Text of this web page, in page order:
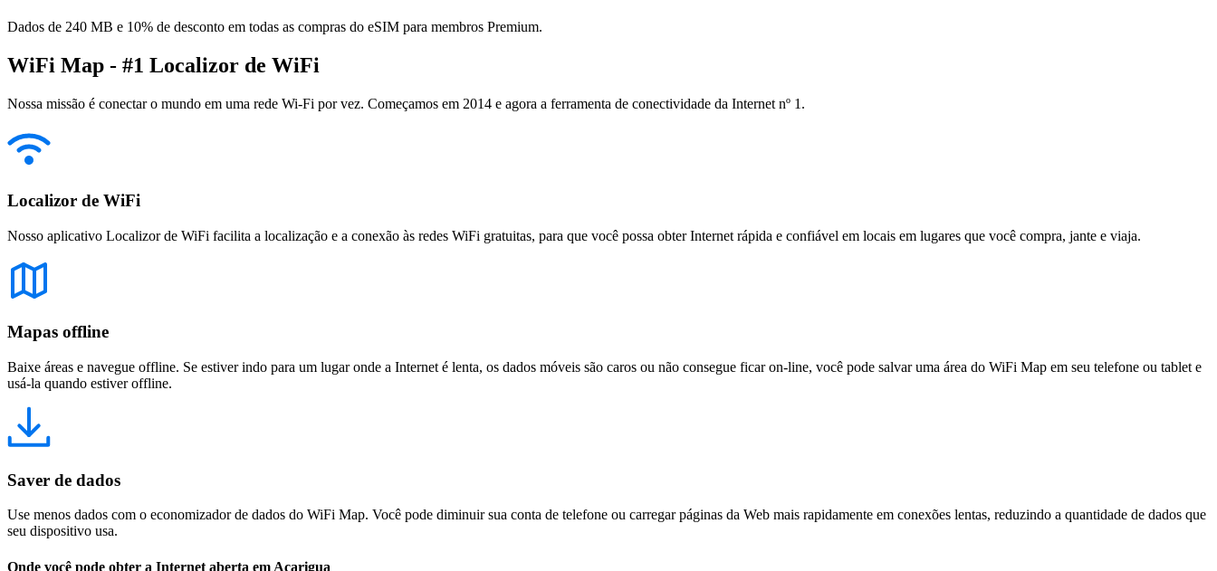
Dados de 240 MB e 10% de desconto em todas as compras do eSIM para membros Premium.
WiFi Map - #1 Localizor de WiFi
Nossa missão é conectar o mundo em uma rede Wi-Fi por vez. Começamos em 2014 e agora a ferramenta de conectividade da Internet nº 1.
Localizor de WiFi
Nosso aplicativo Localizor de WiFi facilita a localização e a conexão às redes WiFi gratuitas, para que você possa obter Internet rápida e confiável em locais em lugares que você compra, jante e viaja.
Mapas offline
Baixe áreas e navegue offline. Se estiver indo para um lugar onde a Internet é lenta, os dados móveis são caros ou não consegue ficar on-line, você pode salvar uma área do WiFi Map em seu telefone ou tablet e
usá-la quando estiver offline.
Saver de dados
Use menos dados com o economizador de dados do WiFi Map. Você pode diminuir sua conta de telefone ou carregar páginas da Web mais rapidamente em conexões lentas, reduzindo a quantidade de dados que
seu dispositivo usa.
Onde você pode obter a Internet aberta em Acarigua